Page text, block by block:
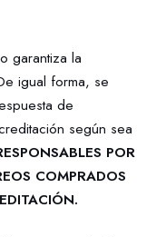
garantiza la
igual forma, se
de
según sea
POR
COMPRADOS